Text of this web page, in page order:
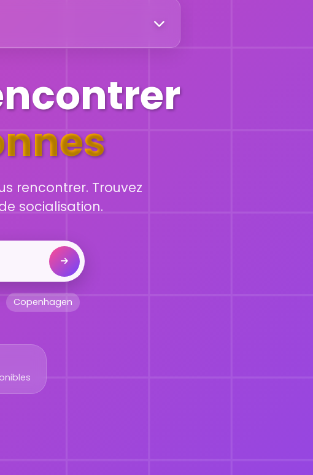
rencontrer. Trouvez
socialisation.
Copenhagen